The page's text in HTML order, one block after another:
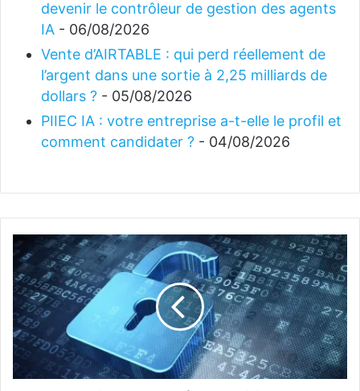
devenir le contrôleur de gestion des agents
IA - 06/08/2026
Vente d’AIRTABLE : qui perd réellement de
l’argent dans une sortie à 2,25 milliards de
dollars ? - 05/08/2026
PIIEC IA : votre entreprise a-t-elle le profil et
comment candidater ? - 04/08/2026